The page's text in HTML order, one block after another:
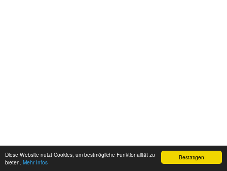
Bestätigen
Diese Website nutzt Cookies, um bestmögliche Funktionalität zu
bieten. Mehr Infos